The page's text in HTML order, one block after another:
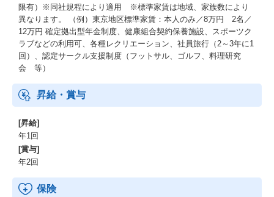
限有）※同社規程により適用 ※標準家賃は地域、家族数により
異なります。 （例）東京地区標準家賃：本人のみ／8万円 2名／
12万円 確定拠出型年金制度、健康組合契約保養施設、スポーツク
ラブなどの利用可、各種レクリエーション、社員旅行（2～3年に1
回）、認定サークル支援制度（フットサル、ゴルフ、料理研究
会 等）
昇給・賞与
[昇給]
年1回
[賞与]
年2回
保険